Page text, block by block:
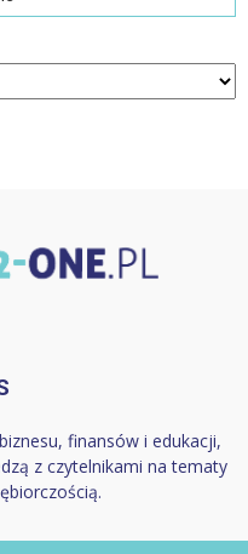
finansów i edukacji,
z czytelnikami na tematy